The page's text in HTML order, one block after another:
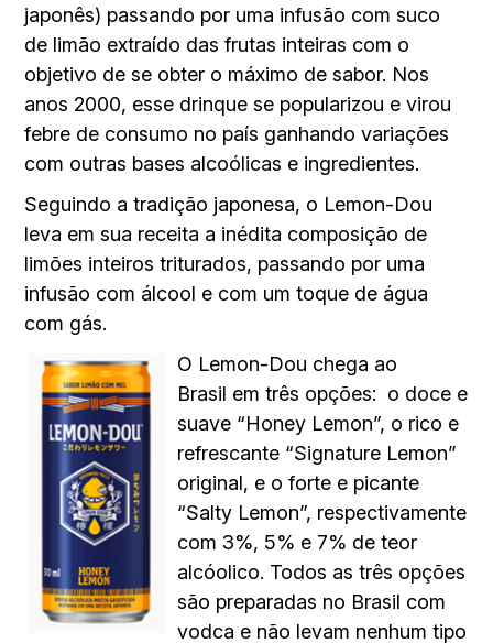
japonês) passando por uma infusão com suco
de limão extraído das frutas inteiras com o
objetivo de se obter o máximo de sabor. Nos
anos 2000, esse drinque se popularizou e virou
febre de consumo no país ganhando variações
com outras bases alcoólicas e ingredientes.
Seguindo a tradição japonesa, o Lemon-Dou
leva em sua receita a inédita composição de
limões inteiros triturados, passando por uma
infusão com álcool e com um toque de água
com gás.
O Lemon-Dou chega ao
Brasil em três opções: o doce e
suave “Honey Lemon”, o rico e
refrescante “Signature Lemon”
original, e o forte e picante
“Salty Lemon”, respectivamente
com 3%, 5% e 7% de teor
alcóolico. Todos as três opções
são preparadas no Brasil com
vodca e não levam nenhum tipo